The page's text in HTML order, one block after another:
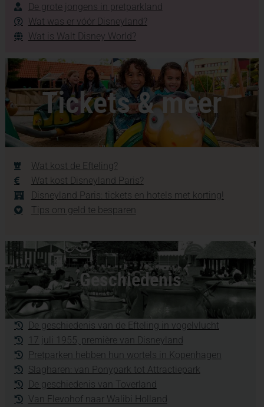
De grote jongens in pretparkland
Wat was er vóór Disneyland?
Wat is Walt Disney World?
Tickets & meer
Wat kost de Efteling?
Wat kost Disneyland Paris?
Disneyland Paris: tickets en hotels met korting!
Tips om geld te besparen
Geschiedenis
De geschiedenis van de Efteling in vogelvlucht
17 juli 1955, première van Disneyland
Pretparken hebben hun wortels in Kopenhagen
Slagharen: van Ponypark tot Attractiepark
De geschiedenis van Toverland
Van Flevohof naar Walibi Holland